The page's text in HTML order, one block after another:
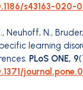
s43163-020-
Neuhoff, N.,
learning
PLoS ONE, 9